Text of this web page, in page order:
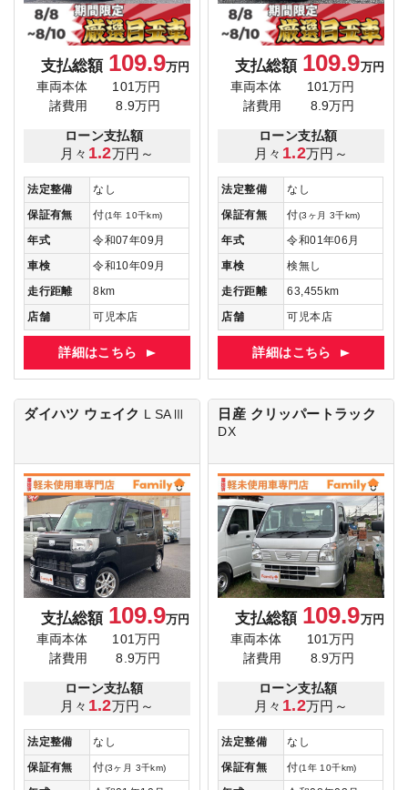
支払総額 109.9万円
車両本体
101万円
諸費用
8.9万円
ローン支払額
月々 1.2万円～
法定整備
なし
保証有無
付(1年 10千km)
年式
令和07年09月
車検
令和10年09月
走行距離
8km
店舗
可児本店
詳細はこちら
支払総額 109.9万円
車両本体
101万円
諸費用
8.9万円
ローン支払額
月々 1.2万円～
法定整備
なし
保証有無
付(3ヶ月 3千km)
年式
令和01年06月
車検
検無し
走行距離
63,455km
店舗
可児本店
詳細はこちら
ダイハツ ウェイク L SAⅢ
支払総額 109.9万円
車両本体
101万円
諸費用
8.9万円
ローン支払額
月々 1.2万円～
法定整備
なし
保証有無
付(3ヶ月 3千km)
日産 クリッパートラック
DX
支払総額 109.9万円
車両本体
101万円
諸費用
8.9万円
ローン支払額
月々 1.2万円～
法定整備
なし
保証有無
付(1年 10千km)